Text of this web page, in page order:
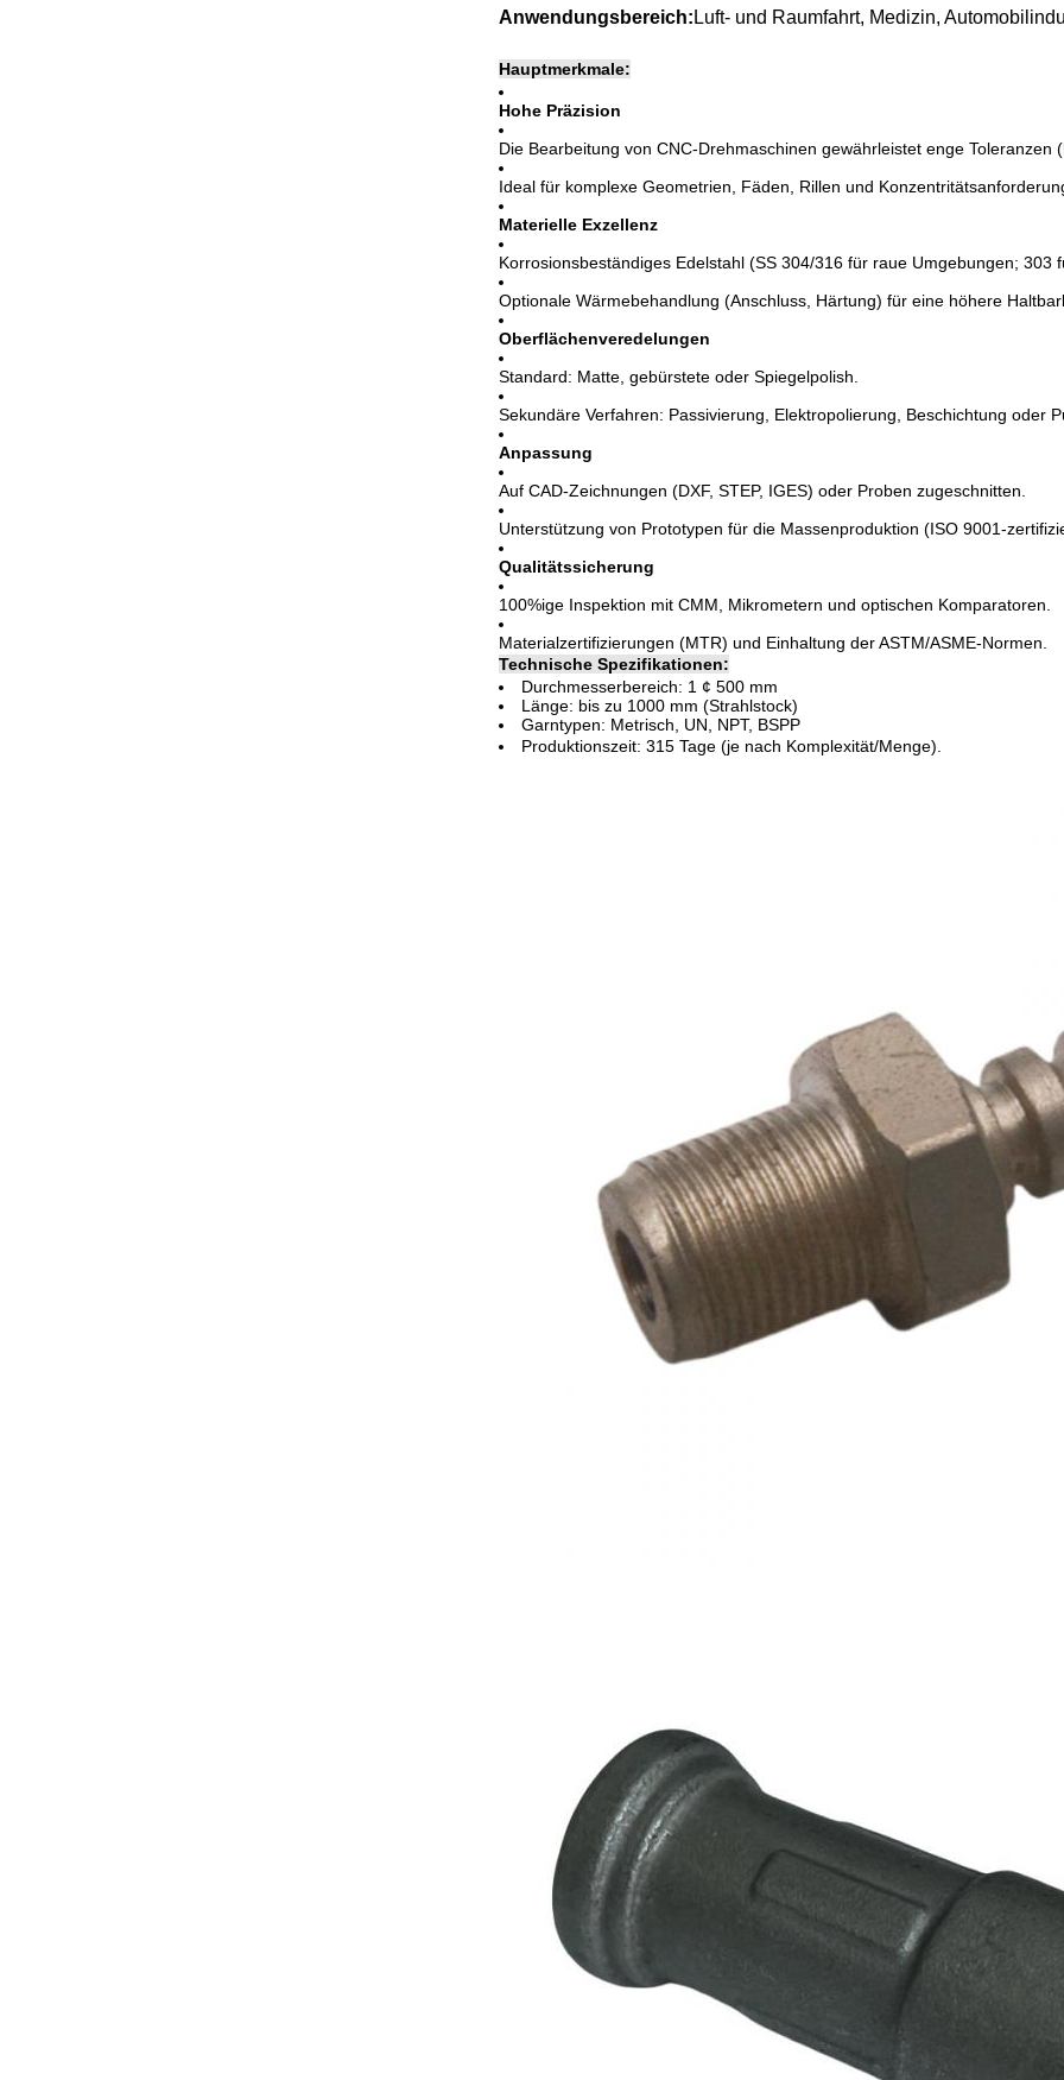
Anwendungsbereich: Luft- und Raumfahrt, Medizin,
Hauptmerkmale:
Hohe Präzision
Die Bearbeitung von CNC-Drehmaschinen gewährleistet enge
Ideal für komplexe Geometrien, Fäden, Rillen und
Materielle Exzellenz
Korrosionsbeständiges Edelstahl (SS 304/316 für raue Umgebungen; 303
Optionale Wärmebehandlung (Anschluss, Härtung) für eine höhere
Oberflächenveredelungen
Standard: Matte, gebürstete oder Spiegelpolish.
Sekundäre Verfahren: Passivierung, Elektropolierung, Beschichtung oder
Anpassung
Auf CAD-Zeichnungen (DXF, STEP, IGES) oder Proben zugeschnitten.
Unterstützung von Prototypen für die Massenproduktion (ISO 9001-
Qualitätssicherung
100%ige Inspektion mit CMM, Mikrometern und optischen Komparatoren.
Materialzertifizierungen (MTR) und Einhaltung der ASTM/ASME-Normen.
Technische Spezifikationen:
Durchmesserbereich: 1 ¢ 500 mm
Länge: bis zu 1000 mm (Strahlstock)
Garntypen: Metrisch, UN, NPT, BSPP
Produktionszeit: 3­15 Tage (je nach Komplexität/Menge).